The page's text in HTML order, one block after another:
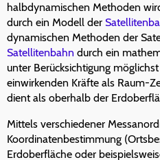
halbdynamischen Methoden
durch ein Modell der
dynamischen Methoden der
Satellitenbahn durch ein
unter Berücksichtigung
einwirkenden Kräfte als Raum-
dient als oberhalb der
Mittels verschiedener
Koordinatenbestimmung
Erdoberfläche oder